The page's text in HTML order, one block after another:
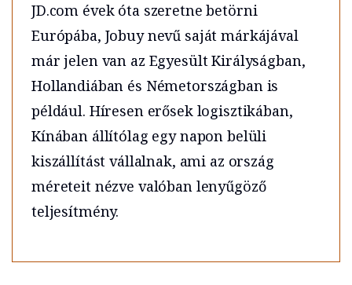
JD.com évek óta szeretne betörni
Európába, Jobuy nevű saját márkájával
már jelen van az Egyesült Királyságban,
Hollandiában és Németországban is
például. Híresen erősek logisztikában,
Kínában állítólag egy napon belüli
kiszállítást vállalnak, ami az ország
méreteit nézve valóban lenyűgöző
teljesítmény.